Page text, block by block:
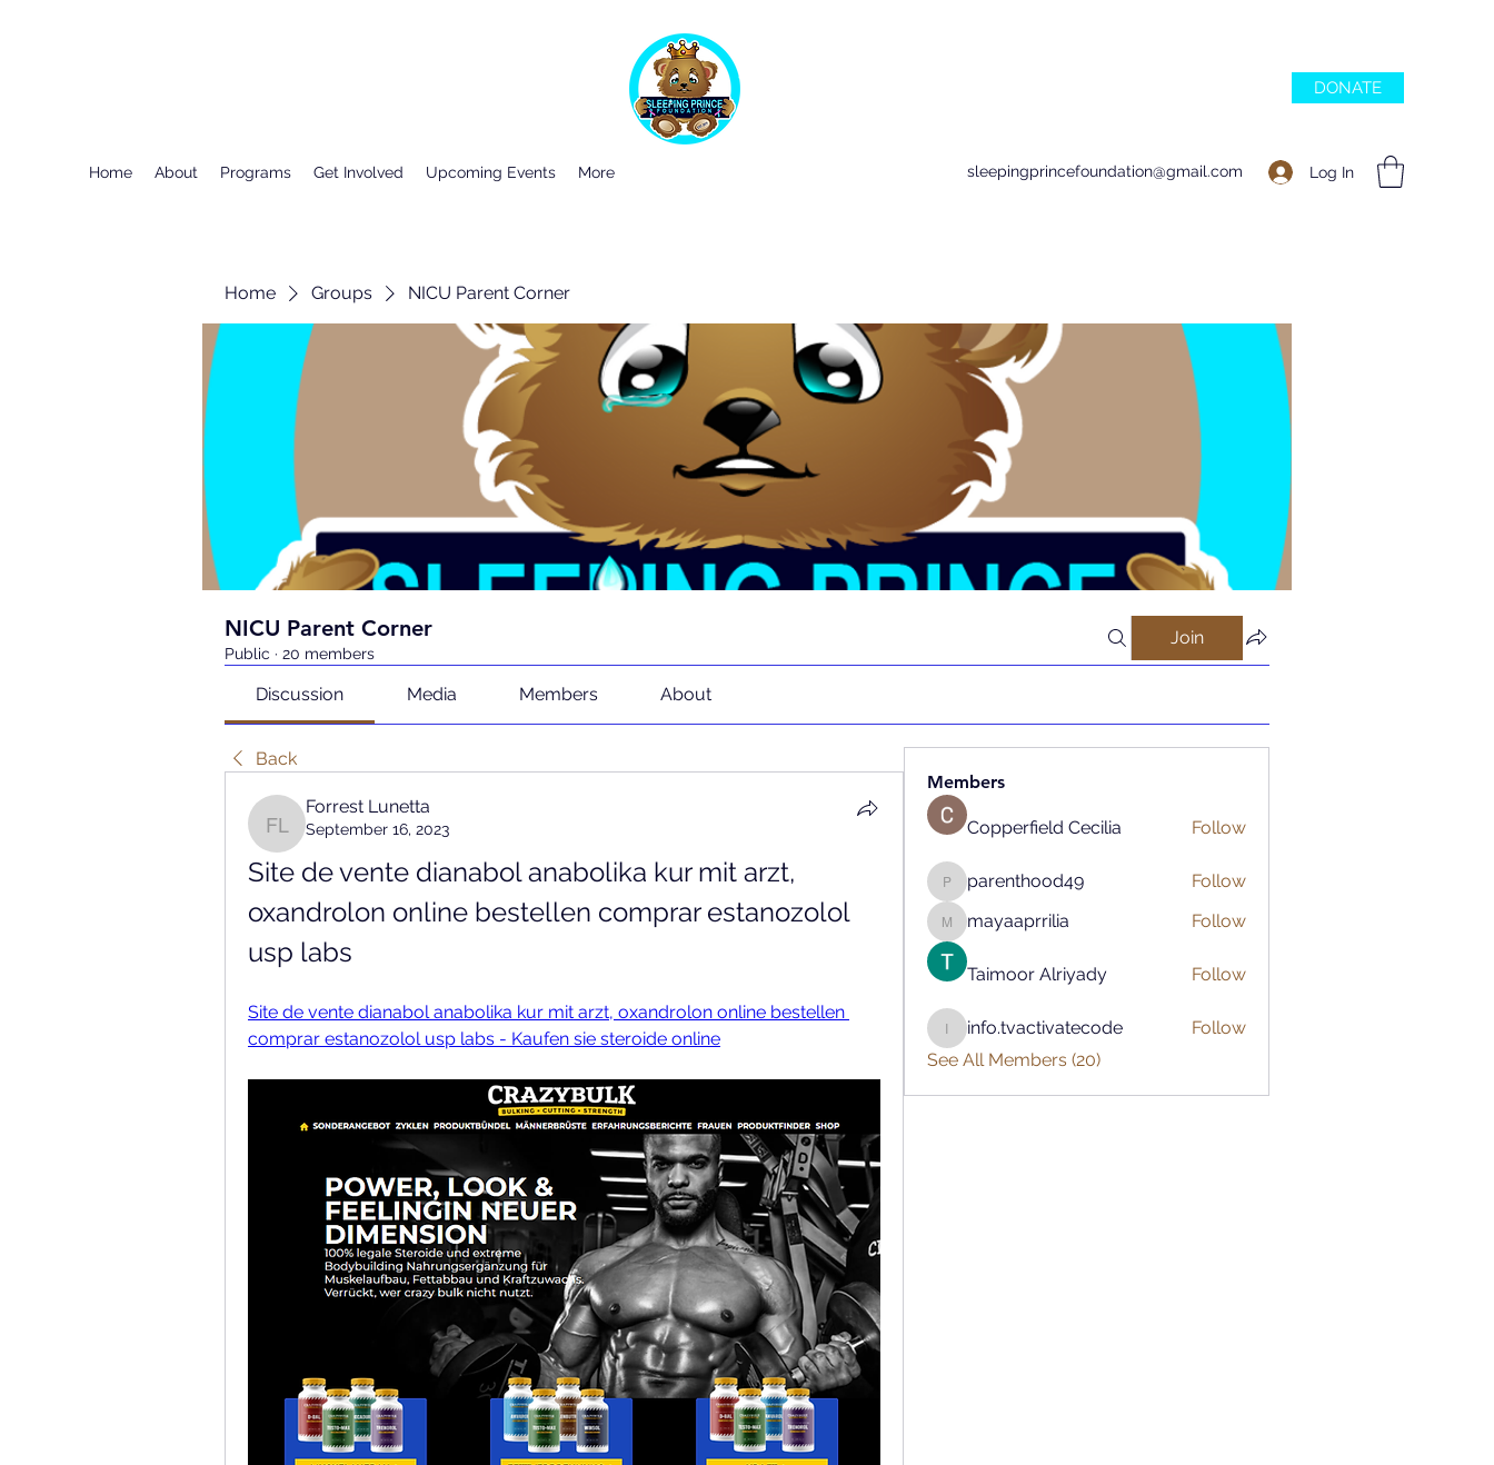
DONATE
Home About Programs Get Involved Upcoming Events More sleepingprincefoundation@gmail.com Log In
Home Groups NICU Parent Corner
NICU Parent Corner
Public · 20 members
Join
Discussion Media Members About
Back
Forrest Lunetta
Forrest Lunetta
September 16, 2023
Site de vente dianabol anabolika kur mit arzt,
oxandrolon online bestellen comprar estanozolol
usp labs
Site de vente dianabol anabolika kur mit arzt, oxandrolon online bestellen
comprar estanozolol usp labs - Kaufen sie steroide online
Members
Copperfield Cecilia Follow
parenthood49
parenthood49 Follow
mayaaprrilia
mayaaprrilia Follow
Taimoor Alriyady Follow
info.tvactivatecode
info.tvactivatecode
Follow
See All Members (20)